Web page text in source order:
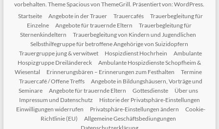
vorbehalten. ThemeSpaciousvon ThemeGrill. Präsentiert von:WordPress.
Startseite
Angebote in der Trauer Trauercafés
Trauerbegleitung für
Einzelne
Angebote für trauernde Eltern
Trauerbegleitung für
Sternenkindeltern
Trauerbegleitung von Kindern und Jugendlichen
Selbsthilfegruppe für betroffene Angehörige von Suizidopfern
Trauergruppe jung & verwitwet
Hospizdienst Hochrhein
Ambulante
Hospizgruppe Dreiländereck
Ambulante Hospizdienste Schopfheim &
Wiesental
Erinnerungsbären – Erinnerungen zum Festhalten
Termine
Trauercafé / Offene Treffs
Angebote in Bildungshäusern, Vorträge und
Seminare
Angebote für trauernde Eltern Gottesdienste
Über uns
Impressum und Datenschutz
Historie der Privatsphäre-Einstellungen
Einwilligungen widerrufen
Privatsphäre-Einstellungen ändern
Cookie-
Richtlinie (EU)
Allgemeine Geschäftsbediungungen